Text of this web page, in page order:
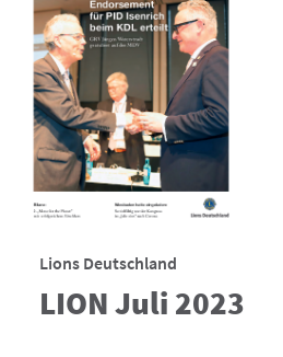
Lions Deutschland
LION Juli 2023